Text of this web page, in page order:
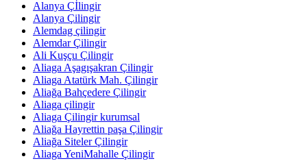
Alanya Çİlingir
Alanya Çilingir
Alemdag çilingir
Alemdar Çilingir
Ali Kuşçu Çilingir
Aliaga Aşagışakran Çilingir
Aliaga Atatürk Mah. Çilingir
Aliağa Bahçedere Çilingir
Aliaga çilingir
Aliaga Çilingir kurumsal
Aliağa Hayrettin paşa Çilingir
Aliağa Siteler Çilingir
Aliaga YeniMahalle Çilingir